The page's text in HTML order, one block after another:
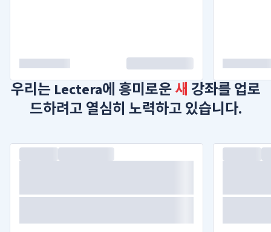
우리는 Lectera에 흥미로운새 강좌를 업로
드하려고 열심히 노력하고 있습니다.